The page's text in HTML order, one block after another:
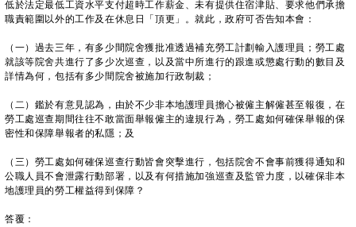
低於法定最低工資水平支付超時工作薪金、未有提供住宿津貼、要求他們承擔
職責範圍以外的工作及在休息日「頂更」。就此，政府可否告知本會：
（一）過去三年，有多少間院舍獲批准透過補充勞工計劃輸入護理員；勞工處
就該等院舍共進行了多少次巡查，以及當中所進行的跟進或懲處行動的數目及
詳情為何，包括有多少間院舍被施加行政制裁；
（二）鑑於有意見認為，由於不少非本地護理員擔心被僱主解僱甚至報復，在
勞工處巡查期間往往不敢當面舉報僱主的違規行為，勞工處如何確保舉報的保
密性和保障舉報者的私隱；及
（三）勞工處如何確保巡查行動皆會突擊進行，包括院舍不會事前獲得通知和
公職人員不會泄露行動部署，以及有何措施加強巡查及監管力度，以確保非本
地護理員的勞工權益得到保障？
答覆：